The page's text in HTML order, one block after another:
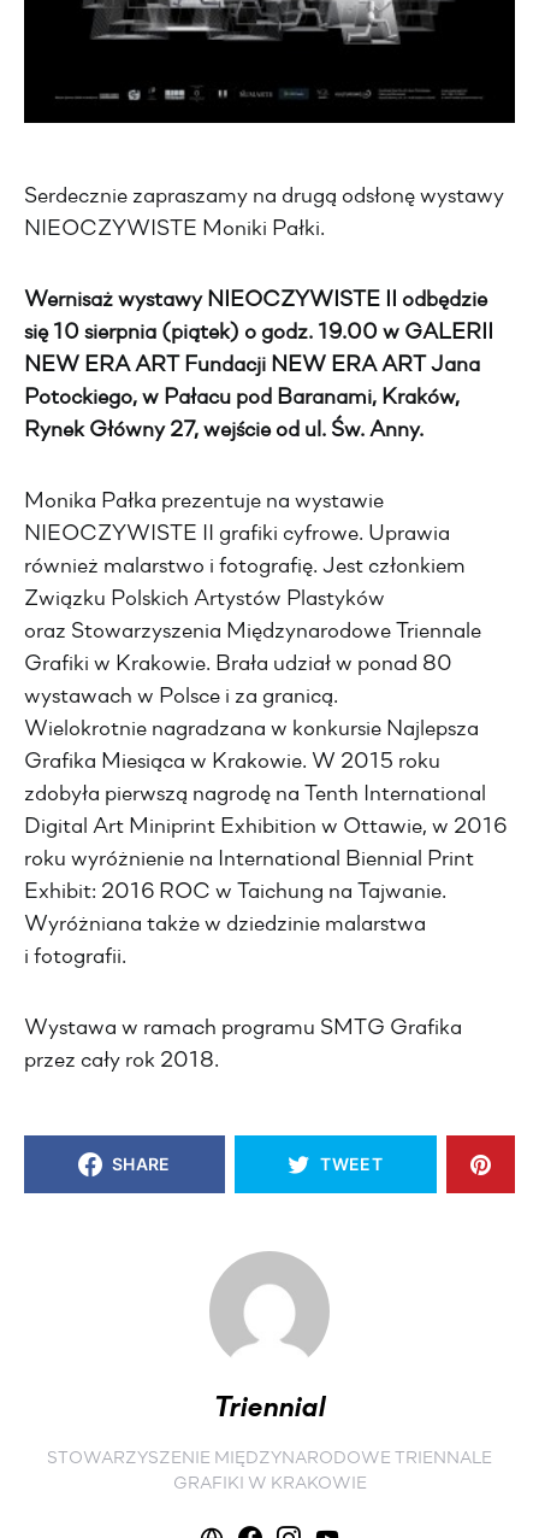
Serdecznie zapraszamy na drugą odsłonę wystawy
NIEOCZYWISTE Moniki Pałki.
Wernisaż wystawy NIEOCZYWISTE II odbędzie
się 10 sierpnia (piątek) o godz. 19.00 w GALERII
NEW ERA ART Fundacji NEW ERA ART Jana
Potockiego, w Pałacu pod Baranami, Kraków,
Rynek Główny 27, wejście od ul. Św. Anny.
Monika Pałka prezentuje na wystawie
NIEOCZYWISTE II grafiki cyfrowe. Uprawia
również malarstwo i fotografię. Jest członkiem
Związku Polskich Artystów Plastyków
oraz Stowarzyszenia Międzynarodowe Triennale
Grafiki w Krakowie. Brała udział w ponad 80
wystawach w Polsce i za granicą.
Wielokrotnie nagradzana w konkursie Najlepsza
Grafika Miesiąca w Krakowie. W 2015 roku
zdobyła pierwszą nagrodę na Tenth International
Digital Art Miniprint Exhibition w Ottawie, w 2016
roku wyróżnienie na International Biennial Print
Exhibit: 2016 ROC w Taichung na Tajwanie.
Wyróżniana także w dziedzinie malarstwa
i fotografii.
Wystawa w ramach programu SMTG Grafika
przez cały rok 2018.
SHARE TWEET
Triennial
STOWARZYSZENIE MIĘDZYNARODOWE TRIENNALE
GRAFIKI W KRAKOWIE